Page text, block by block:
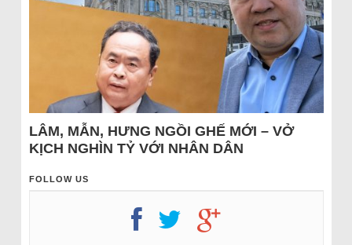
LÂM, MẪN, HƯNG NGỒI GHẾ MỚI – VỞ
KỊCH NGHÌN TỶ VỚI NHÂN DÂN
FOLLOW US